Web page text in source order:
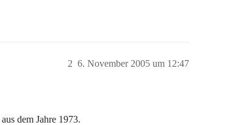
6. November 2005 um 12:47
2
dem Jahre 1973.